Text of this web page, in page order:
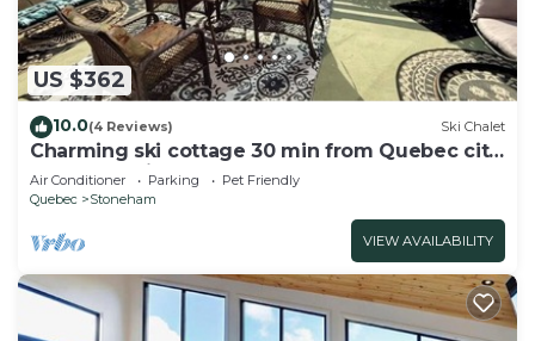
US $362
10.0(4 Reviews) Ski Chalet
Charming ski cottage 30 min from Quebec city.
Chalet du Hibou Voyageur.
Air Conditioner Parking
Pet Friendly
Quebec
Stoneham
VIEW AVAILABILITY